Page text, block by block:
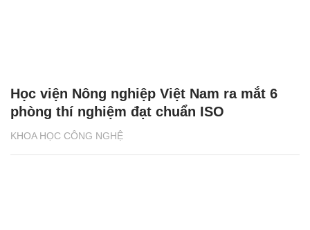
KHOA HỌC CÔNG NGHỆ
Học viện Nông nghiệp Việt Nam ra mắt 6
phòng thí nghiệm đạt chuẩn ISO